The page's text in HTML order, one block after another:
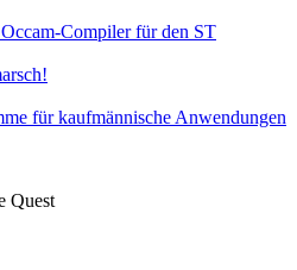
Compiler für den ST
für kaufmännische Anwendungen
Quest